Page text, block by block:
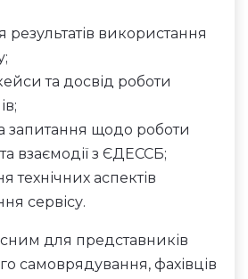
результатів використання
та досвід роботи
запитання щодо роботи
взаємодії з ЄДЕССБ;
технічних аспектів
сервісу.
для представників
самоврядування, фахівців